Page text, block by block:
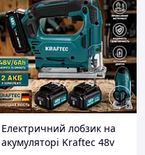
Електричний лобзик на
акумуляторі Kraftec 48v